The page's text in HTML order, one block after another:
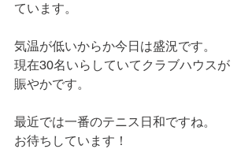
ています。
気温が低いからか今日は盛況です。
現在30名いらしていてクラブハウスが
賑やかです。
最近では一番のテニス日和ですね。
お待ちしています！